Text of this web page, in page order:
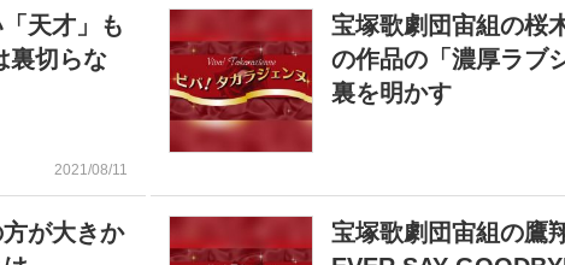
天才」も
裏切らな
2021/08/11
宝塚歌劇団宙組の桜
の作品の「濃厚ラブ
裏を明かす
が大きか
宝塚歌劇団宙組の